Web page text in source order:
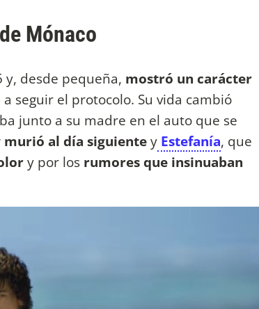
Mónaco
y, desde pequeña, mostró un carácter
a seguir el protocolo. Su vida cambió
junto a su madre en el auto que se
murió al día siguientey Estefanía, que
y por los rumores que insinuaban